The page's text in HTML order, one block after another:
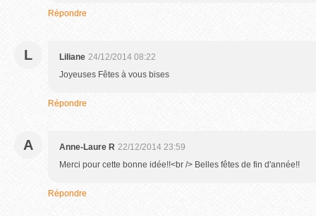
Répondre
L Liliane 24/12/2014 08:22
Joyeuses Fêtes à vous bises
Répondre
A Anne-Laure R 22/12/2014 23:59
Merci pour cette bonne idée!!<br /> Belles fêtes de fin d'année!!
Répondre